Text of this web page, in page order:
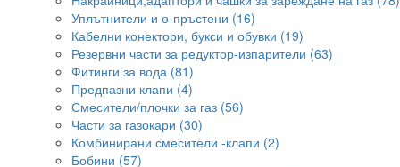
Уплътнители и о-пръстени (16)
Кабелни конектори, букси и обувки (19)
Резервни части за редуктор-изпарители (63)
Фитинги за вода (81)
Предпазни клапи (4)
Смесители/плочки за газ (56)
Части за газокари (30)
Комбинирани смесители -клапи (2)
Бобини (57)